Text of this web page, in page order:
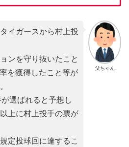
父ちゃん
イガースから村上投
ンを守り抜いたこと
を獲得したこと等が
選ばれると予想し
上に村上投手の票が
定投球回に達するこ